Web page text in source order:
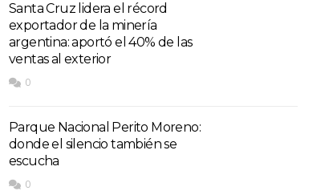
Santa Cruz lidera el récord
exportador de la minería
argentina: aportó el 40% de las
ventas al exterior
0
Parque Nacional Perito Moreno:
donde el silencio también se
escucha
0